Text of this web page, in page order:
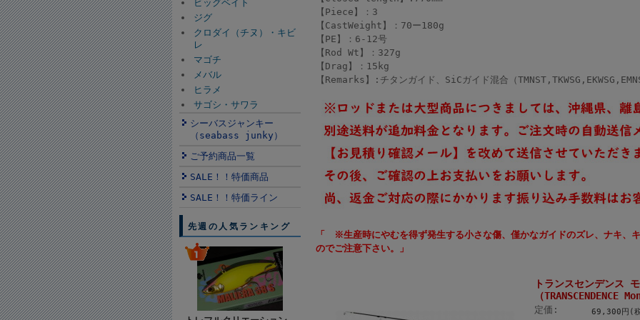
ビッグベイト
ジグ
クロダイ（チヌ）・キビ
レ
マゴチ
メバル
ヒラメ
サゴシ・サワラ
シーバスジャンキー
（seabass junky）
ご予約商品一覧
SALE！！特価商品
SALE！！特価ライン
先週の人気ランキング
【Piece】：3
【CastWeight】：70ー180g
【PE】：6-12号
【Rod Wt】：327g
【Drag】：15kg
【Remarks】:チタンガイド、SiCガイド混合（
「 ※生産時にやむを得ず発生する小さな傷、僅かなガイドのズレ、ナキ、
のでご注意下さい。」
トランスセンデンス
（TRANSCENDENCE
定価: 69,300円(